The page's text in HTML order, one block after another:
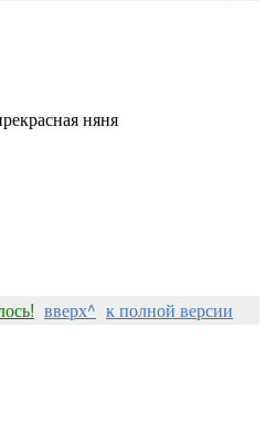
няня
вверх^ к полной версии